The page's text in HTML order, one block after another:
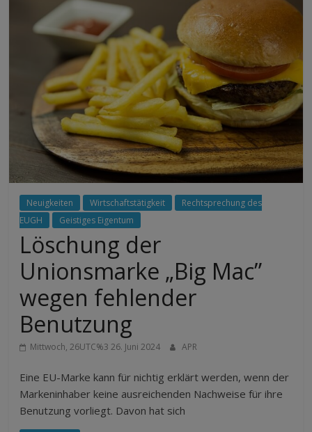
Neuigkeiten Wirtschaftstätigkeit
Rechtsprechung des
EUGH
Geistiges Eigentum
Löschung der
Unionsmarke „Big Mac”
wegen fehlender
Benutzung
Mittwoch, 26UTC%3 26. Juni 2024 APR
Eine EU-Marke kann für nichtig erklärt werden, wenn der
Markeninhaber keine ausreichenden Nachweise für ihre
Benutzung vorliegt. Davon hat sich